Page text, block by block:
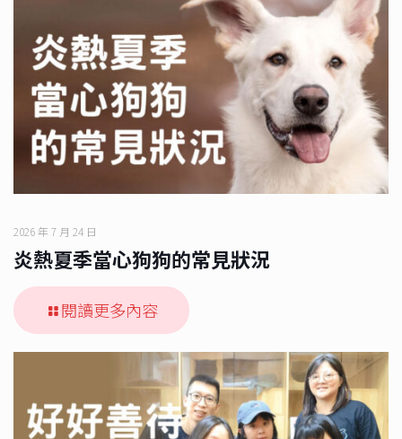
2026 年 7 月 24 日
炎熱夏季當心狗狗的常見狀況
閱讀更多內容